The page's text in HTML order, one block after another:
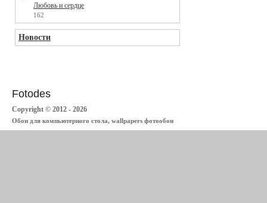
Любовь и сердце
162
Новости
Fotodes
Copyright © 2012 - 2026
Обои для компьютерного стола, wallpapers фотообои